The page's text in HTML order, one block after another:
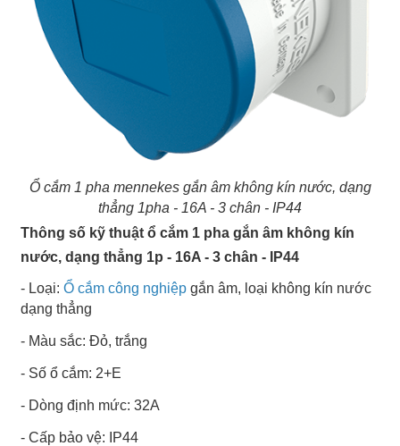
Ổ cắm 1 pha mennekes gắn âm không kín nước, dạng
thẳng 1pha - 16A - 3 chân - IP44
Thông số kỹ thuật ổ cắm 1 pha gắn âm không kín
nước, dạng thẳng 1p - 16A - 3 chân - IP44
- Loại: Ổ cắm công nghiệp gắn âm, loại không kín nước
dạng thẳng
- Màu sắc: Đỏ, trắng
- Số ổ cắm: 2+E
- Dòng định mức: 32A
- Cấp bảo vệ: IP44